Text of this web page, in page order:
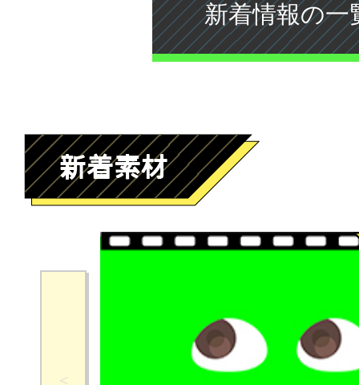
新着情報の一